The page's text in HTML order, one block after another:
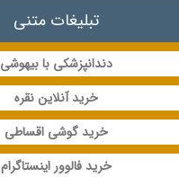
تبلیغات متنی
دندانپزشکی با بیهوشی
خرید آنلاین نقره
خرید گوشی اقساطی
خرید فالوور اینستاگرام